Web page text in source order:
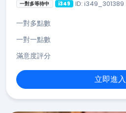
一對多等待中 i349 ID: i349_301389
一對多點數
一對一點數
滿意度評分
立即進入